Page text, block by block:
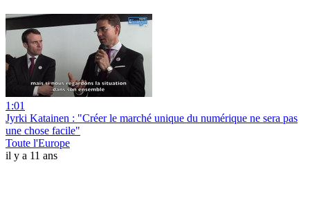
1:01
Jyrki Katainen : "Créer le marché unique du numérique ne sera pas
une chose facile"
Toute l'Europe
il y a 11 ans